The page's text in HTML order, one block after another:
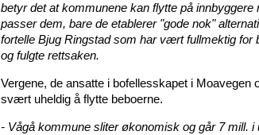
betyr det at kommunene kan flytte på
passer dem, bare de etablerer "gode nok"
fortelle Bjug Ringstad som har vært fullmektig for
og fulgte rettsaken.
Vergene, de ansatte i bofellesskapet i
svært uheldig å flytte beboerne.
- Vågå kommune sliter økonomisk og går 7 mill.